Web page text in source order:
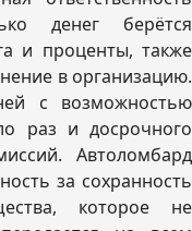
денег берётся
и проценты, также
в организацию.
с возможностью
раз и досрочного
Автоломбард
за сохранность
которое не